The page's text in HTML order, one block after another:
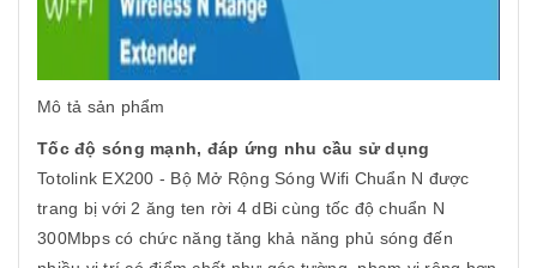
Mô tả sản phẩm
Tốc độ sóng mạnh, đáp ứng nhu cầu sử dụng
Totolink EX200 - Bộ Mở Rộng Sóng Wifi Chuẩn N được
trang bị với 2 ăng ten rời 4 dBi cùng tốc độ chuẩn N
300Mbps có chức năng tăng khả năng phủ sóng đến